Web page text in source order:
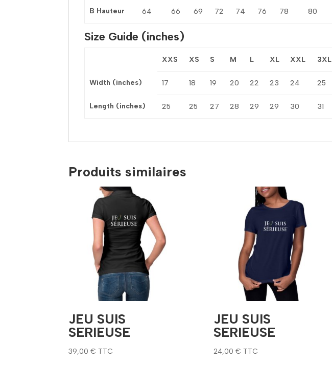
B Hauteur 64 66 69 72 74 76 78 80
Size Guide (inches)
XXS XS S M L XL XXL 3XL
Width (inches) 17 18 19 20 22 23 24 25
Length (inches) 25 25 27 28 29 29 30 31
Produits similaires
JEU SUIS
SERIEUSE
39,00€ TTC
JEU SUIS
SERIEUSE
24,00 € TTC